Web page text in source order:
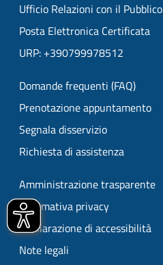
Ufficio Relazioni con il Pubblico
Posta Elettronica Certificata
URP: +390799978512
Domande frequenti (FAQ)
Prenotazione appuntamento
Segnala disservizio
Richiesta di assistenza
Amministrazione trasparente
Informativa privacy
Dichiarazione di accessibilità
Note legali